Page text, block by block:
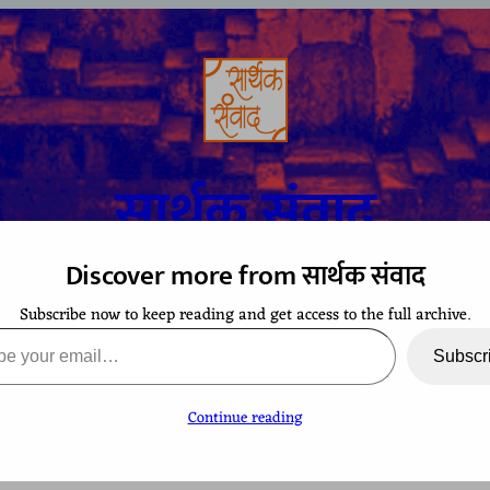
सार्थक संवाद
A space to gaze at the world from Bharatiya perspective
Discover more from सार्थक संवाद
Subscribe now to keep reading and get access to the full archive.
Continue reading